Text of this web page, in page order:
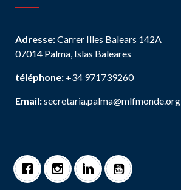
Adresse:Carrer Illes Balears 142A
07014 Palma, Islas Baleares
téléphone: +34 971739260
Email:secretaria.palma@mlfmonde.org